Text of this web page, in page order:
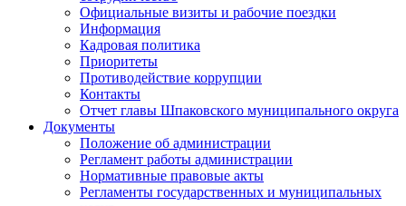
Официальные визиты и рабочие поездки
Информация
Кадровая политика
Приоритеты
Противодействие коррупции
Контакты
Отчет главы Шпаковского муниципального округа
Документы
Положение об администрации
Регламент работы администрации
Нормативные правовые акты
Регламенты государственных и муниципальных